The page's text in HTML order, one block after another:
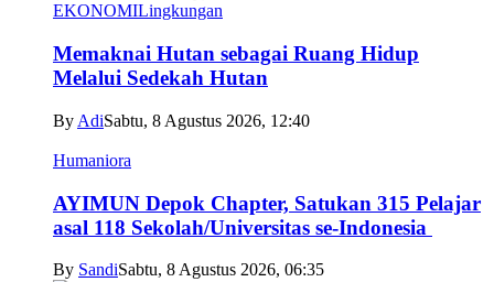
EKONOMILingkungan
Memaknai Hutan sebagai Ruang Hidup
Melalui Sedekah Hutan
By AdiSabtu, 8 Agustus 2026, 12:40
Humaniora
AYIMUN Depok Chapter, Satukan 315 Pelajar
asal 118 Sekolah/Universitas se-Indonesia
By SandiSabtu, 8 Agustus 2026, 06:35